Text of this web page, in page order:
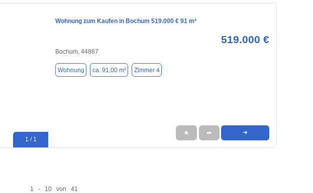
1 / 1
Wohnung zum Kaufen in Bochum 519.000 € 91 m²
519.000 €
Bochum, 44867
Wohnung ca. 91,00 m² Zimmer 4
★ ➦ ➜
1 - 10 von 41